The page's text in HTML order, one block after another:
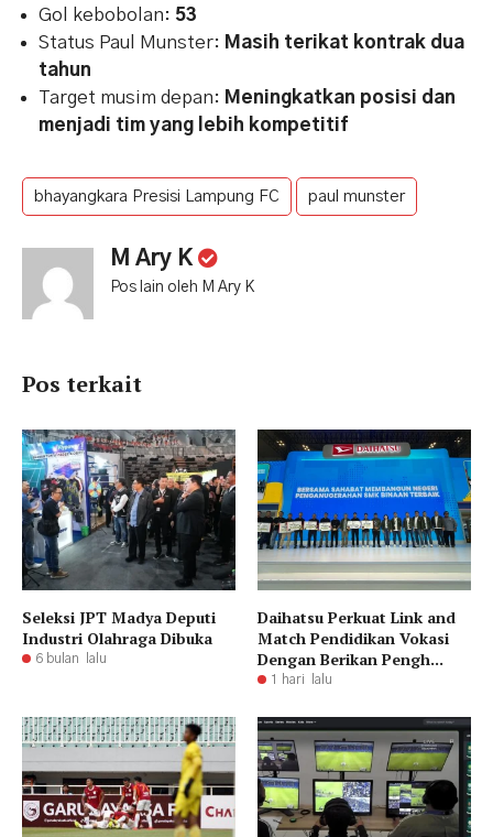
Gol kebobolan: 53
Status Paul Munster: Masih terikat kontrak dua
tahun
Target musim depan: Meningkatkan posisi dan
menjadi tim yang lebih kompetitif
bhayangkara Presisi Lampung FC paul munster
M Ary K
Pos lain oleh M Ary K
Pos terkait
Seleksi JPT Madya Deputi
Industri Olahraga Dibuka
6 bulan lalu
Daihatsu Perkuat Link and
Match Pendidikan Vokasi
Dengan Berikan Pengh...
1 hari lalu